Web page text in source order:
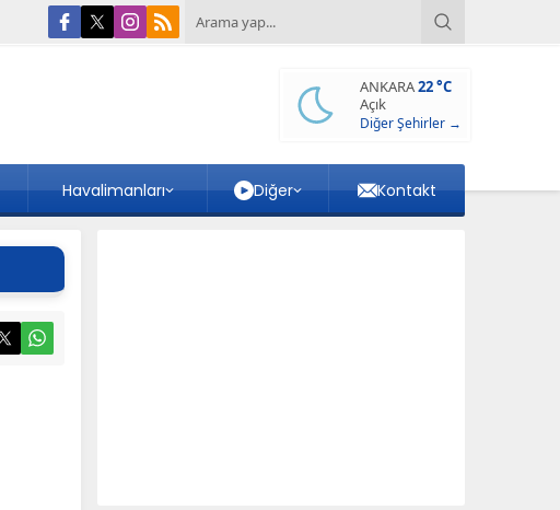
ANKARA22 °C
Açık
Diğer Şehirler →
Havalimanları Diğer Kontakt